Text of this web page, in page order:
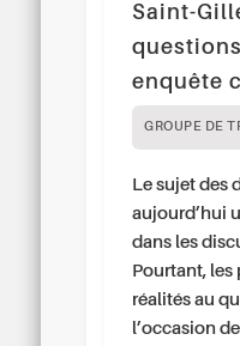
Saint-
enquête
GROUPE DE
Le sujet des
aujourd’hui
dans les
Pourtant, les
réalités au
l’occasion